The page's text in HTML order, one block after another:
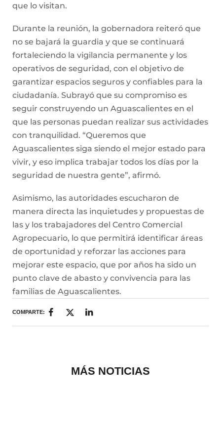
que lo visitan.
Durante la reunión, la gobernadora reiteró que
no se bajará la guardia y que se continuará
fortaleciendo la vigilancia permanente y los
operativos de seguridad, con el objetivo de
garantizar espacios seguros y confiables para la
ciudadanía. Subrayó que su compromiso es
seguir construyendo un Aguascalientes en el
que las personas puedan realizar sus actividades
con tranquilidad. “Queremos que
Aguascalientes siga siendo el mejor estado para
vivir, y eso implica trabajar todos los días por la
seguridad de nuestra gente”, afirmó.
Asimismo, las autoridades escucharon de
manera directa las inquietudes y propuestas de
las y los trabajadores del Centro Comercial
Agropecuario, lo que permitirá identificar áreas
de oportunidad y reforzar las acciones para
mejorar este espacio, que por años ha sido un
punto clave de abasto y convivencia para las
familias de Aguascalientes.
COMPARTE:
MÁS NOTICIAS